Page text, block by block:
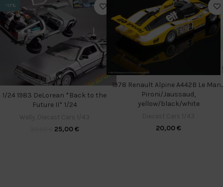
-17%
1/24 1983 DeLorean *Back to the
Future II* 1/24
25,00€
1978 Renault Alpine A442B Le
Pironi/Jaussaud,
yellow/black/white
20,00€